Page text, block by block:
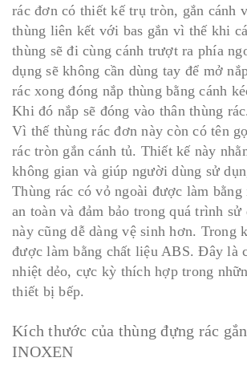
rác đơn có thiết kế trụ tròn, gắn cánh
thùng liên kết với bas gắn vì thế khi
thùng sẽ đi cùng cánh trượt ra phía
dụng sẽ không cần dùng tay để mở
rác xong đóng nắp thùng bằng cánh
Khi đó nắp sẽ đóng vào thân thùng rác.
Vì thế thùng rác đơn này còn có tên
rác tròn gắn cánh tủ. Thiết kế này
không gian và giúp người dùng sử
Thùng rác có vỏ ngoài được làm
an toàn và đảm bảo trong quá trình
này cũng dễ dàng vệ sinh hơn. Trong
được làm bằng chất liệu ABS. Đây là
nhiệt dẻo, cực kỳ thích hợp trong
thiết bị bếp.
Kích thước của thùng đựng rác
INOXEN